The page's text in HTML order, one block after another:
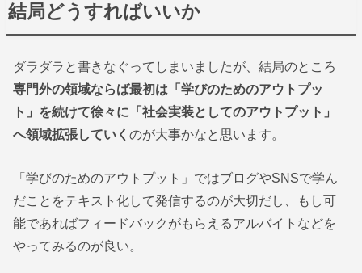
結局どうすればいいか
ダラダラと書きなぐってしまいましたが、結局のところ
専門外の領域ならば最初は「学びのためのアウトプッ
ト」を続けて徐々に「社会実装としてのアウトプット」
へ領域拡張していくのが大事かなと思います。
「学びのためのアウトプット」ではブログやSNSで学ん
だことをテキスト化して発信するのが大切だし、もし可
能であればフィードバックがもらえるアルバイトなどを
やってみるのが良い。